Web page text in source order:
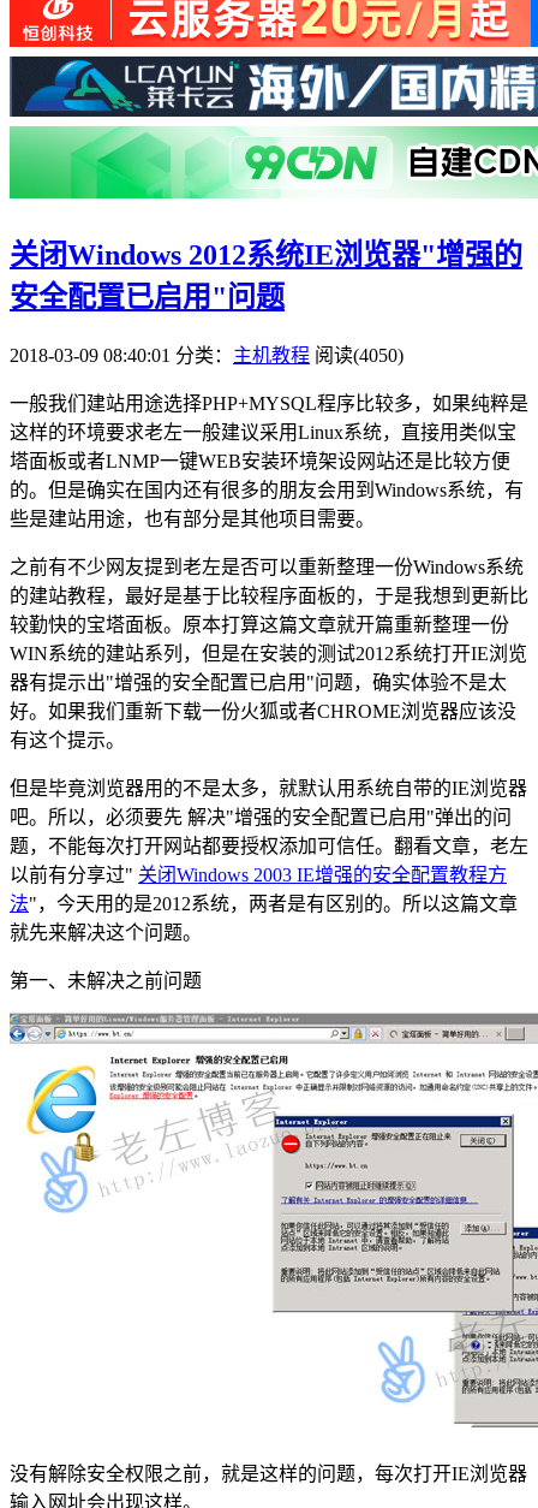
关闭Windows 2012系统IE浏览器"增强的
安全配置已启用"问题
2018-03-09 08:40:01 分类： 主机教程 阅读(4050)
一般我们建站用途选择PHP+MYSQL程序比较多，如果纯粹是
这样的环境要求老左一般建议采用Linux系统，直接用类似宝
塔面板或者LNMP一键WEB安装环境架设网站还是比较方便
的。但是确实在国内还有很多的朋友会用到Windows系统，有
些是建站用途，也有部分是其他项目需要。
之前有不少网友提到老左是否可以重新整理一份Windows系统
的建站教程，最好是基于比较程序面板的，于是我想到更新比
较勤快的宝塔面板。原本打算这篇文章就开篇重新整理一份
WIN系统的建站系列，但是在安装的测试2012系统打开IE浏览
器有提示出"增强的安全配置已启用"问题，确实体验不是太
好。如果我们重新下载一份火狐或者CHROME浏览器应该没
有这个提示。
但是毕竟浏览器用的不是太多，就默认用系统自带的IE浏览器
吧。所以，必须要先 解决"增强的安全配置已启用"弹出的问
题，不能每次打开网站都要授权添加可信任。翻看文章，老左
以前有分享过" 关闭Windows 2003 IE增强的安全配置教程方
法"，今天用的是2012系统，两者是有区别的。所以这篇文章
就先来解决这个问题。
第一、未解决之前问题
没有解除安全权限之前，就是这样的问题，每次打开IE浏览器
输入网址会出现这样。